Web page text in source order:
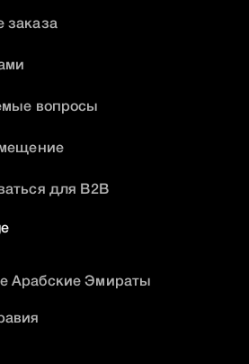
заказа
вопросы
для B2B
Арабские Эмираты